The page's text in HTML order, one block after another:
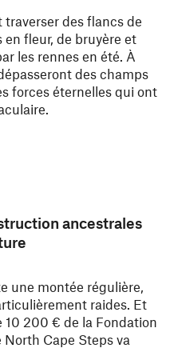
des flancs de
fleur, de bruyère et
les rennes en été. À
des champs
forces éternelles qui ont
ancestrales
une montée régulière,
raides. Et
200 € de la Fondation
Cape Steps va